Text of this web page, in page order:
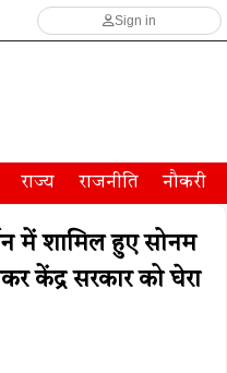
Sign in
राज्य राजनीति नौकरी
में शामिल हुए सोनम
केंद्र सरकार को घेरा